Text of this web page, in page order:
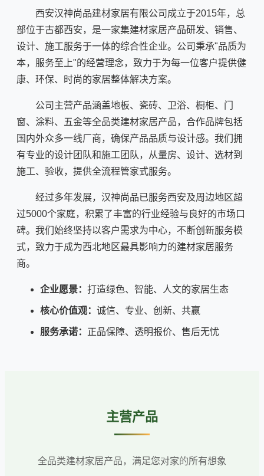
西安汉神尚品建材家居有限公司成立于2015年，总
部位于古都西安，是一家集建材家居产品研发、销售、
设计、施工服务于一体的综合性企业。公司秉承"品质为
本，服务至上"的经营理念，致力于为每一位客户提供健
康、环保、时尚的家居整体解决方案。
公司主营产品涵盖地板、瓷砖、卫浴、橱柜、门
窗、涂料、五金等全品类建材家居产品，合作品牌包括
国内外众多一线厂商，确保产品品质与设计感。我们拥
有专业的设计团队和施工团队，从量房、设计、选材到
施工、验收，提供全流程管家式服务。
经过多年发展，汉神尚品已服务西安及周边地区超
过5000个家庭，积累了丰富的行业经验与良好的市场口
碑。我们始终坚持以客户需求为中心，不断创新服务模
式，致力于成为西北地区最具影响力的建材家居服务
商。
企业愿景： 打造绿色、智能、人文的家居生态
核心价值观： 诚信、专业、创新、共赢
服务承诺： 正品保障、透明报价、售后无忧
主营产品
全品类建材家居产品，满足您对家的所有想象